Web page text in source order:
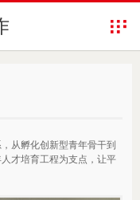
从孵化创新型青年骨干到
才培育工程为支点，让平